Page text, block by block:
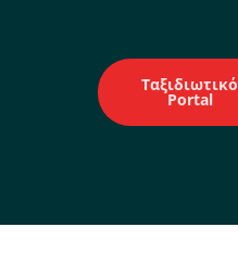
Ταξιδιωτικό
Portal